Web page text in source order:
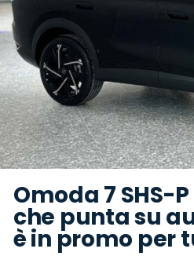
Omoda 7 SHS-
che punta su
è in promo per